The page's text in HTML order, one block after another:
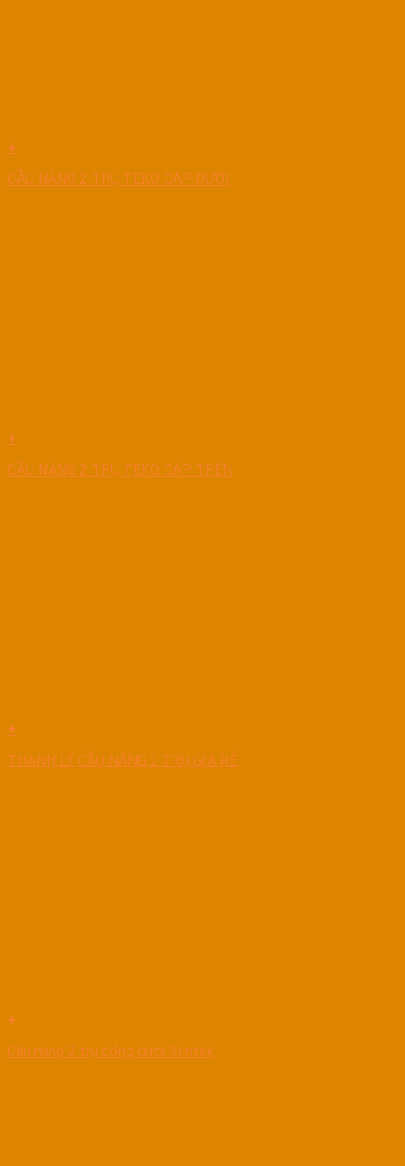
+
CẦU NÂNG 2 TRỤ TEKO CÁP DƯỚI
+
CẦU NÂNG 2 TRỤ TEKO CÁP TRÊN
+
THANH LÝ CẦU NÂNG 2 TRỤ GIÁ RẺ
+
Cầu nâng 2 trụ cổng dưới Suntek